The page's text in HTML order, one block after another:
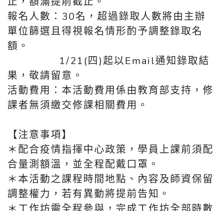
報名人數：30名，超過錄取人數將由主辦
單位篩選且得視報名情形酌予調整錄取名
額。
1/21(四)起以Email通知錄取結
果，敬請留意。
活動費用：本活動費用係由教育部支持，修
課者無須繳交修課相關費用。
【注意事項】
＊配合疫情指揮中心政策，學員上課前須配
合量測額溫，並全程配戴口罩。
＊本活動之課程時間地點、內容及師資保留
調整權力，若有異動將提前告知。